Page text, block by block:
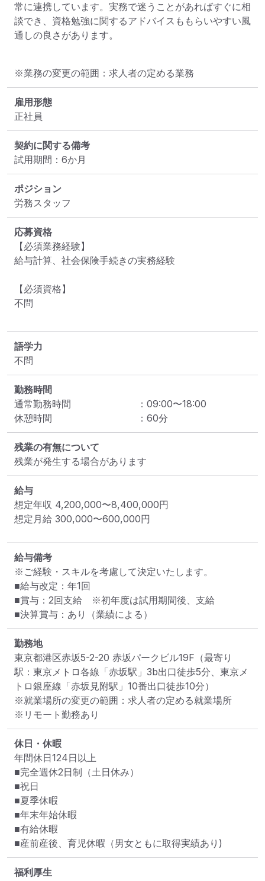
常に連携しています。実務で迷うことがあればすぐに相
談でき、資格勉強に関するアドバイスももらいやすい風
通しの良さがあります。
※業務の変更の範囲：求人者の定める業務
雇用形態
正社員
契約に関する備考
試用期間：6か月
ポジション
労務スタッフ
応募資格
【必須業務経験】
給与計算、社会保険手続きの実務経験
【必須資格】
不問
語学力
不問
勤務時間
通常勤務時間
： 09:00〜18:00
休憩時間
： 60分
残業の有無について
残業が発生する場合があります
給与
想定年収 4,200,000〜8,400,000円
想定月給 300,000〜600,000円
給与備考
※ご経験・スキルを考慮して決定いたします。
■給与改定：年1回
■賞与：2回支給　※初年度は試用期間後、支給
■決算賞与：あり（業績による）
勤務地
東京都港区赤坂5-2-20 赤坂パークビル19F （最寄り
駅：東京メトロ各線「赤坂駅」3b出口徒歩5分、東京メ
トロ銀座線「赤坂見附駅」10番出口徒歩10分）
※就業場所の変更の範囲：求人者の定める就業場所
※リモート勤務あり
休日・休暇
年間休日124日以上
■完全週休2日制（土日休み）
■祝日
■夏季休暇
■年末年始休暇
■有給休暇
■産前産後、育児休暇（男女ともに取得実績あり)
福利厚生